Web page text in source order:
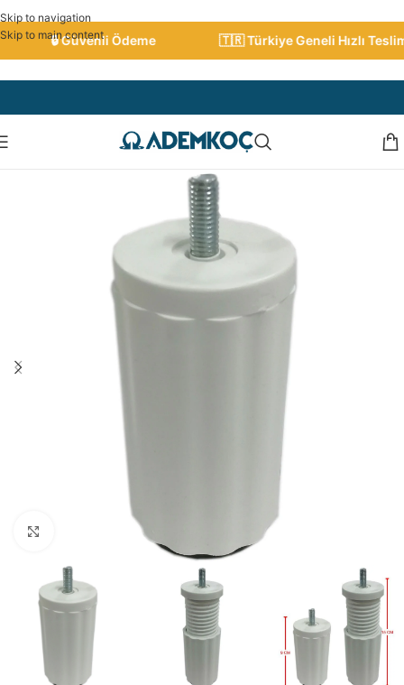
Skip to navigation
Skip to main content
🔒 Güvenli Ödeme 🇹🇷 Türkiye Geneli Hızlı Teslimat
Büyütmek için tıklayınız